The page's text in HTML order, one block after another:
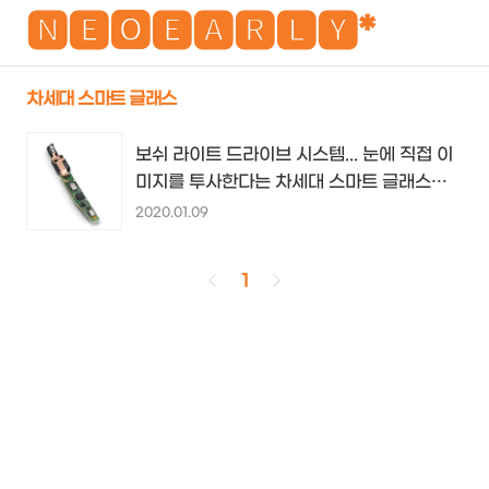
🅽🅴🅾🅴🅰🆁🅻🆈*
색
뉴
차세대 스마트 글래스
보쉬 라이트 드라이브 시스템... 눈에 직접 이
미지를 투사한다는 차세대 스마트 글래스를
위한 솔루션...
2020.01.09
1